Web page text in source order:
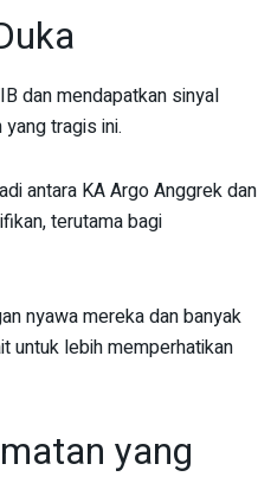
dan mendapatkan sinyal
tragis ini.
antara KA Argo Anggrek dan
terutama bagi
nyawa mereka dan banyak
untuk lebih memperhatikan
yang